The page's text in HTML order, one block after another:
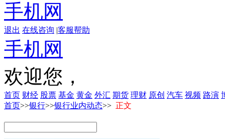
手机网
退出 在线咨询 |客服帮助
手机网
欢迎您，
首页 财经 股票 基金 黄金 外汇 期货 理财 原创 汽车 视频 路演
首页>>银行>>银行业内动态>> 正文